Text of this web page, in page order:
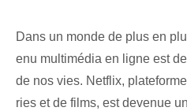
Dans un monde de plus en
enu multimédia en ligne est
de nos vies. Netflix,
ries et de films, est devenue